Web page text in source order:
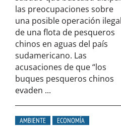
las preocupaciones sobre
una posible operación ilegal
de una flota de pesqueros
chinos en aguas del país
sudamericano. Las
acusaciones de que “los
buques pesqueros chinos
evaden ...
AMBIENTE
ECONOMÍA